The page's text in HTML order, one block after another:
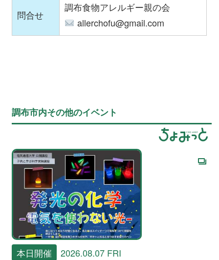
問合せ
調布食物アレルギー親の会
allerchofu@gmail.com
調布市内その他のイベント
本日開催
2026.08.07 FRI